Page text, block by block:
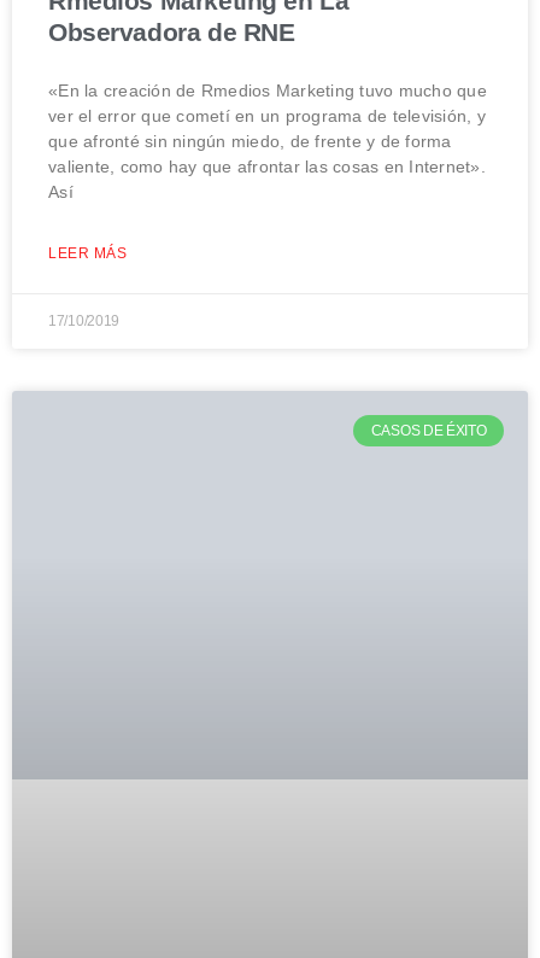
Observadora de RNE
«En la creación de Rmedios Marketing tuvo mucho que
ver el error que cometí en un programa de televisión, y
que afronté sin ningún miedo, de frente y de forma
valiente, como hay que afrontar las cosas en Internet».
Así
LEER MÁS
17/10/2019
CASOS DE ÉXITO